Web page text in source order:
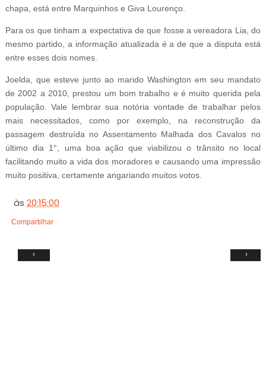
chapa, está entre Marquinhos e Giva Lourenço.
Para os que tinham a expectativa de que fosse a vereadora Lia, do
mesmo partido, a informação atualizada é a de que a disputa está
entre esses dois nomes.
Joelda, que esteve junto ao marido Washington em seu mandato
de 2002 a 2010, prestou um bom trabalho e é muito querida pela
população. Vale lembrar sua notória vontade de trabalhar pelos
mais necessitados, como por exemplo, na reconstrução da
passagem destruída no Assentamento Malhada dos Cavalos no
último dia 1°, uma boa ação que viabilizou o trânsito no local
facilitando muito a vida dos moradores e causando uma impressão
muito positiva, certamente angariando muitos votos.
às20:15:00
Compartilhar
‹ ›